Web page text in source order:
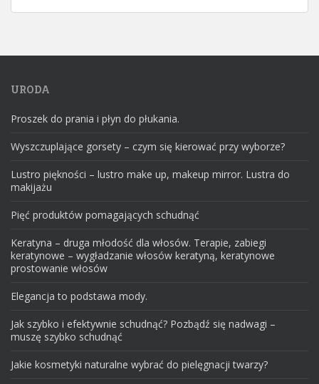
URODA
Proszek do prania i płyn do płukania.
Wyszczuplające gorsety – czym się kierować przy wyborze?
Lustro piękności – lustro make up, makeup mirror. Lustra do
makijażu
Pięć produktów pomagających schudnąć
Keratyna – druga młodość dla włosów. Terapie, zabiegi
keratynowe – wygładzanie włosów keratyną, keratynowe
prostowanie włosów
Elegancja to podstawa mody.
Jak szybko i efektywnie schudnąć? Pozbądź się nadwagi –
muszę szybko schudnąć
Jakie kosmetyki naturalne wybrać do pielęgnacji twarzy?